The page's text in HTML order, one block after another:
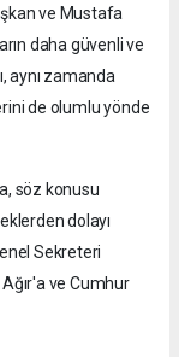
ve Mustafa
daha güvenli ve
aynı zamanda
de olumlu yönde
söz konusu
dolayı
Sekreteri
ve Cumhur